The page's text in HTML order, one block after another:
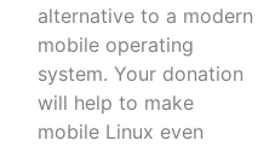
alternative to a modern
mobile operating
system. Your donation
will help to make
mobile Linux even